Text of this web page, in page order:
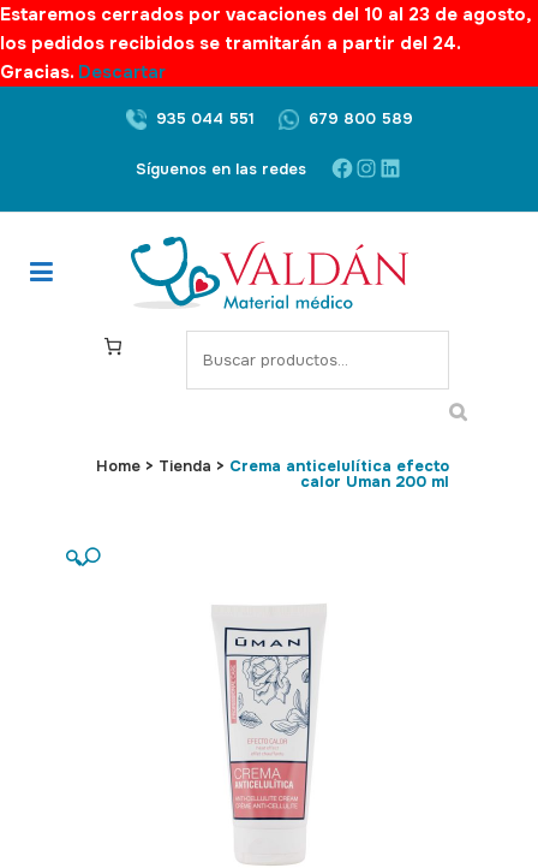
Estaremos cerrados por vacaciones del 10 al 23 de agosto,
los pedidos recibidos se tramitarán a partir del 24.
Gracias. Descartar
935 044 551 679 800 589
Síguenos en las redes Facebook
Instagram
LinkedIn
S
e
c
Home > Tienda > Crema anticelulítica efecto
calor Uman 200 ml
🔍